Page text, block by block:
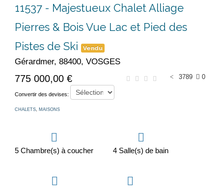
11537 - Majestueux Chalet Alliage
Pierres & Bois Vue Lac et Pied des
Pistes de Ski
Vendu
Gérardmer, 88400, VOSGES
775 000,00 €
Convertir des devises:
CHALETS MAISONS
3789 0
5 Chambre(s) à coucher 4 Salle(s) de bain